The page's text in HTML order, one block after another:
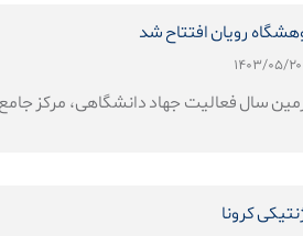
رویان افتتاح شد
سال فعالیت جهاد دانشگاهی، مرکز
کرونا